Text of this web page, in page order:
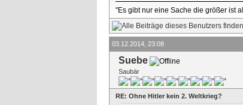
"Es gibt nur eine Sache die größer ist
03.12.2014, 23:08
Suebe
Saubär
RE: Ohne Hitler kein 2. Weltkrieg?